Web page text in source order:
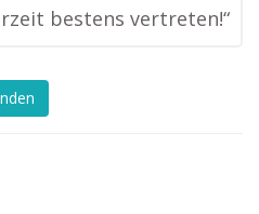
bestens vertreten!“